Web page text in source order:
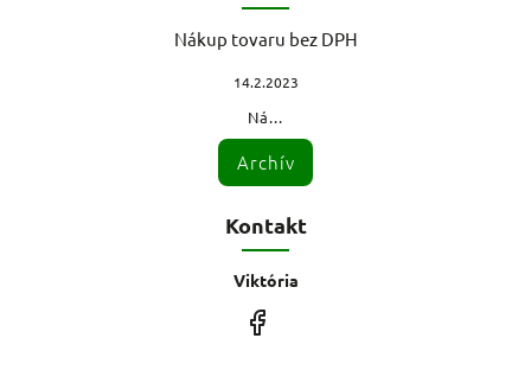
Nákup tovaru bez DPH
14.2.2023
Ná...
Archív
Kontakt
Viktória